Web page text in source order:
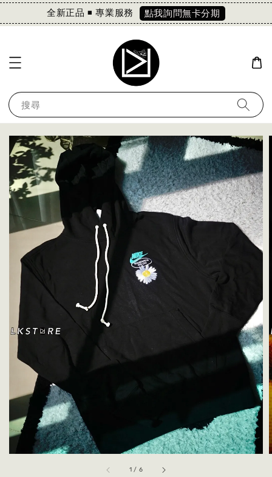
全新正品 ◾️ 專業服務 點我詢問無卡分期
搜尋
1 / 6